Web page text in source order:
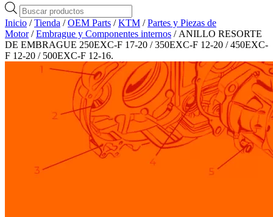
Búsqueda
de
productos
Inicio /Tienda /OEM Parts /KTM /Partes y Piezas de
Motor/Embrague y Componentes internos / ANILLO RESORTE
DE EMBRAGUE 250EXC-F 17-20 / 350EXC-F 12-20 / 450EXC-
F 12-20 / 500EXC-F 12-16.